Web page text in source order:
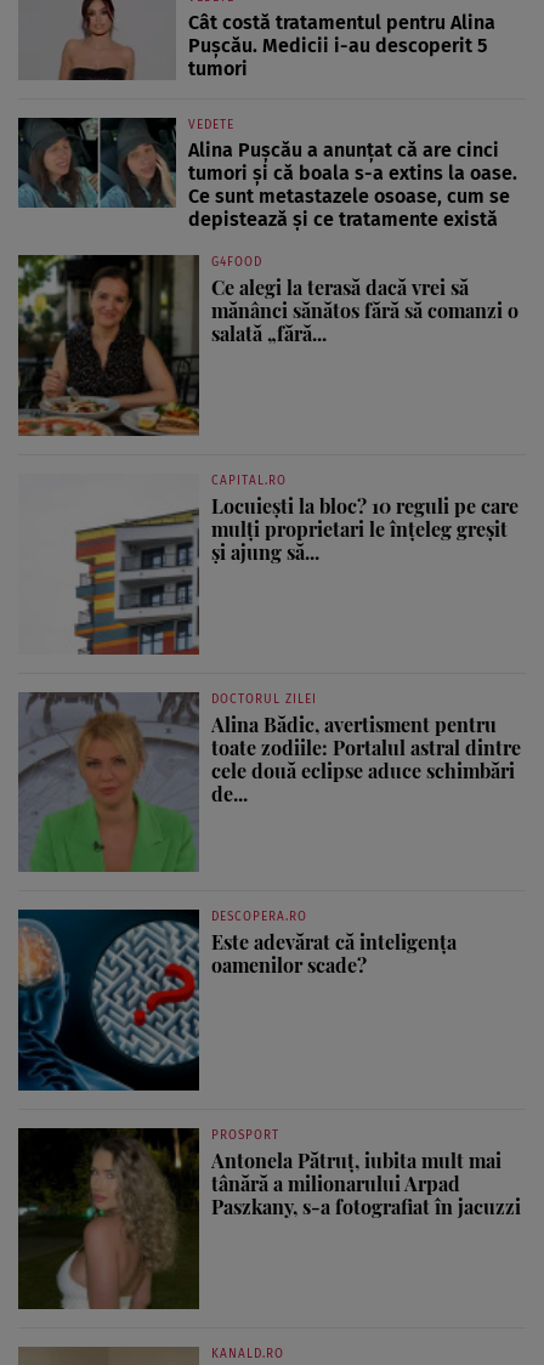
Cât costă tratamentul pentru Alina
Pușcău. Medicii i-au descoperit 5
tumori
VEDETE
Alina Pușcău a anunțat că are cinci
tumori și că boala s-a extins la oase.
Ce sunt metastazele osoase, cum se
depistează și ce tratamente există
G4FOOD
Ce alegi la terasă dacă vrei să
mănânci sănătos fără să comanzi o
salată „fără...
CAPITAL.RO
Locuiești la bloc? 10 reguli pe care
mulți proprietari le înțeleg greșit
și ajung să...
DOCTORUL ZILEI
Alina Bădic, avertisment pentru
toate zodiile: Portalul astral dintre
cele două eclipse aduce schimbări
de...
DESCOPERA.RO
Este adevărat că inteligența
oamenilor scade?
PROSPORT
Antonela Pătruț, iubita mult mai
tânără a milionarului Arpad
Paszkany, s-a fotografiat în jacuzzi
KANALD.RO